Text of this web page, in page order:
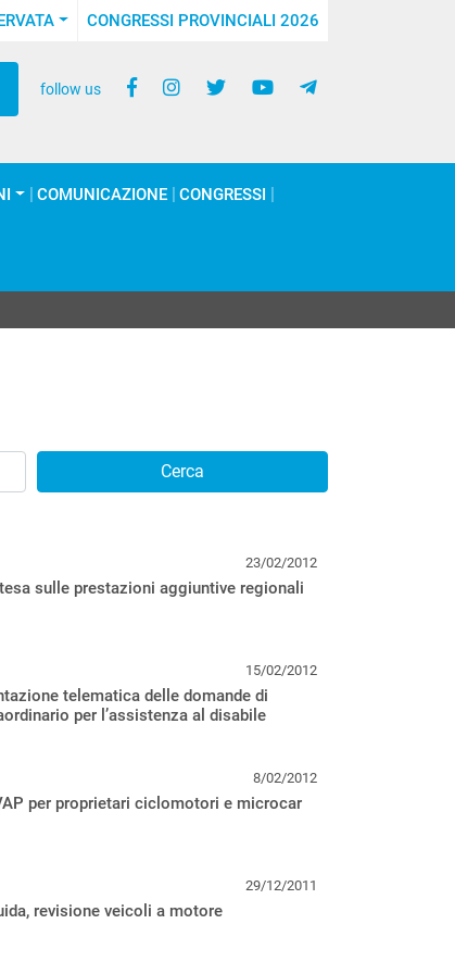
CONGRESSI PROVINCIALI 2026
follow us
COMUNICAZIONE CONGRESSI
Cerca
23/02/2012
sulle prestazioni aggiuntive regionali
15/02/2012
telematica delle domande di
per l’assistenza al disabile
8/02/2012
per proprietari ciclomotori e microcar
29/12/2011
revisione veicoli a motore